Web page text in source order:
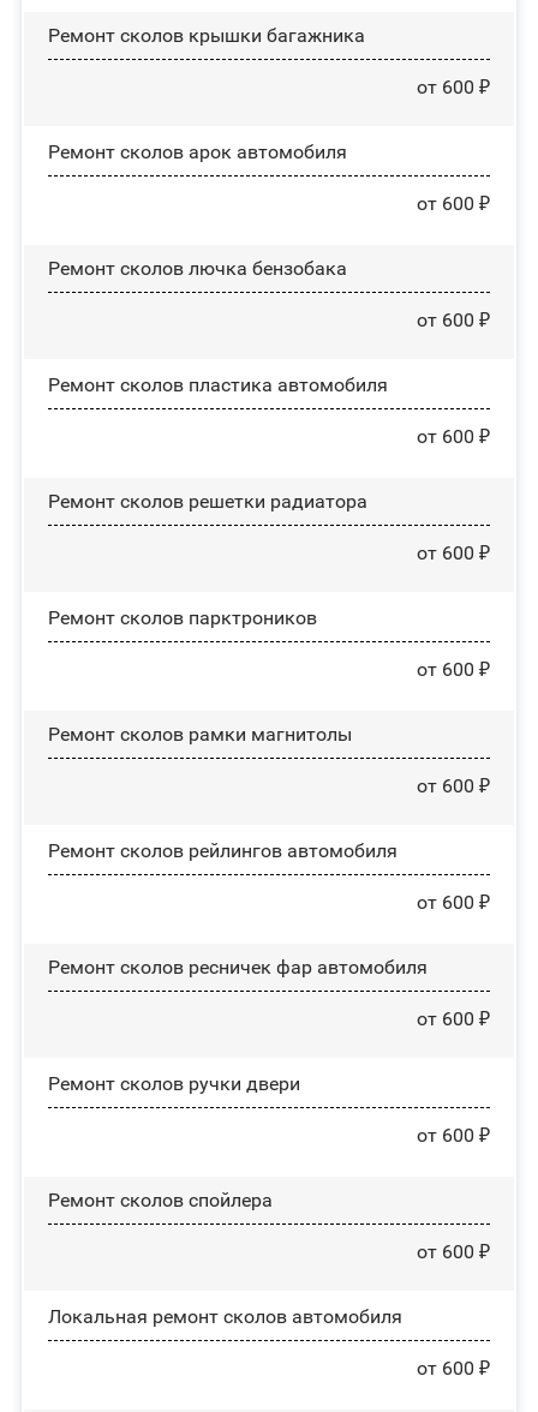
Ремонт сколов крышки багажника
от 600 ₽
Ремонт сколов арок автомобиля
от 600 ₽
Ремонт сколов лючка бензобака
от 600 ₽
Ремонт сколов пластика автомобиля
от 600 ₽
Ремонт сколов решетки радиатора
от 600 ₽
Ремонт сколов парктроников
от 600 ₽
Ремонт сколов рамки магнитолы
от 600 ₽
Ремонт сколов рейлингов автомобиля
от 600 ₽
Ремонт сколов ресничек фар автомобиля
от 600 ₽
Ремонт сколов ручки двери
от 600 ₽
Ремонт сколов спойлера
от 600 ₽
Локальная ремонт сколов автомобиля
от 600 ₽